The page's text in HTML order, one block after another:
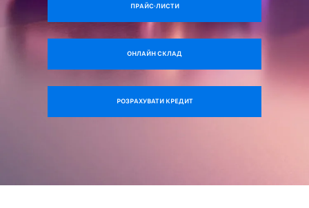
ПРАЙС-ЛИСТИ
ОНЛАЙН СКЛАД
РОЗРАХУВАТИ КРЕДИТ